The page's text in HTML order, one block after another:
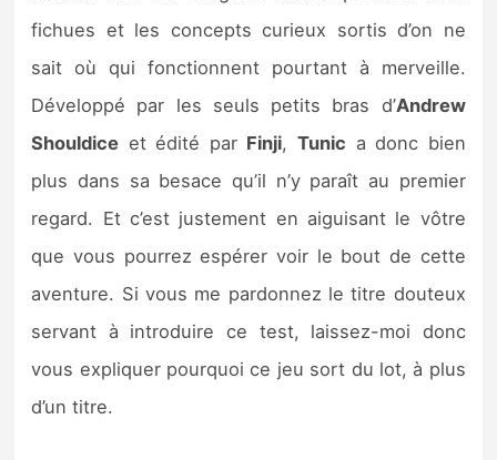
Previews
Précommandes
Précommandes jeux Switch 2
Sorties de jeux
Bons plans
Guides
fichues et les concepts curieux sortis d’on ne
sait où qui fonctionnent pourtant à merveille.
Développé par les seuls petits bras d’Andrew
Shouldice et édité par Finji,Tunic a donc bien
plus dans sa besace qu’il n’y paraît au premier
regard. Et c’est justement en aiguisant le vôtre
que vous pourrez espérer voir le bout de cette
aventure. Si vous me pardonnez le titre douteux
servant à introduire ce test, laissez-moi donc
vous expliquer pourquoi ce jeu sort du lot, à plus
d’un titre.